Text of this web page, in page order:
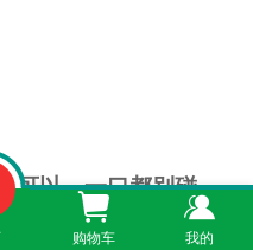
可以，一口都别碰
购物车 我的